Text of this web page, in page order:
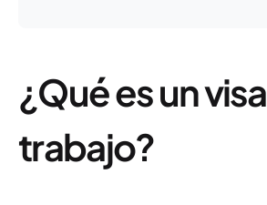
¿Qué es un
trabajo?